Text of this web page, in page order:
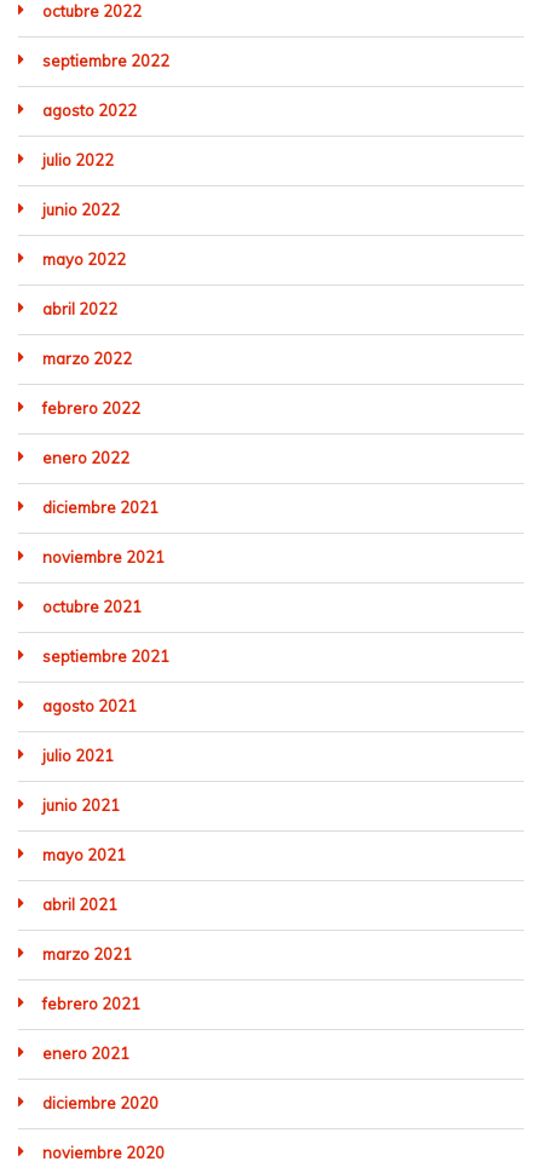
octubre 2022
septiembre 2022
agosto 2022
julio 2022
junio 2022
mayo 2022
abril 2022
marzo 2022
febrero 2022
enero 2022
diciembre 2021
noviembre 2021
octubre 2021
septiembre 2021
agosto 2021
julio 2021
junio 2021
mayo 2021
abril 2021
marzo 2021
febrero 2021
enero 2021
diciembre 2020
noviembre 2020